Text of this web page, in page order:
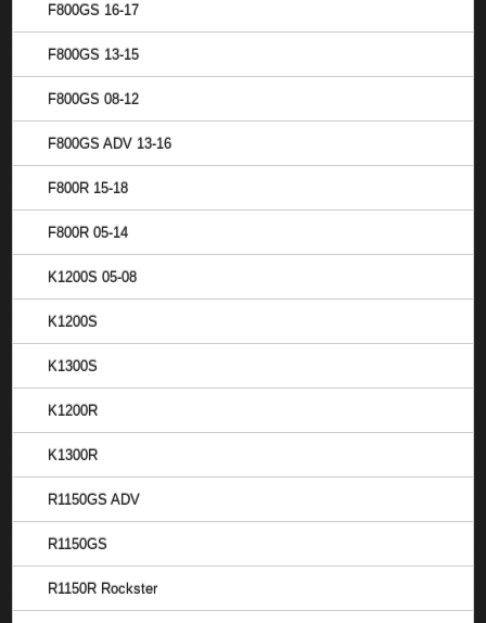
F800GS 16-17
F800GS 13-15
F800GS 08-12
F800GS ADV 13-16
F800R 15-18
F800R 05-14
K1200S 05-08
K1200S
K1300S
K1200R
K1300R
R1150GS ADV
R1150GS
R1150R Rockster